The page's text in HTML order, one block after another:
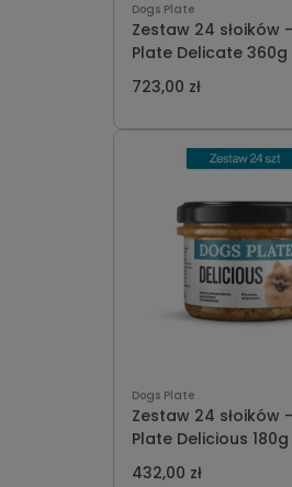
Dogs Plate
Zestaw 24 słoików
Plate Delicate
oszczędzasz 81 PLN
723,00 zł
Dogs Plate
Zestaw 24 słoików
Plate Delicious 180g -
oszczędzasz 48 PLN
432,00 zł